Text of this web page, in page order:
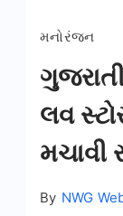
મનોરંજન
લવ
મચાવી
By NWG